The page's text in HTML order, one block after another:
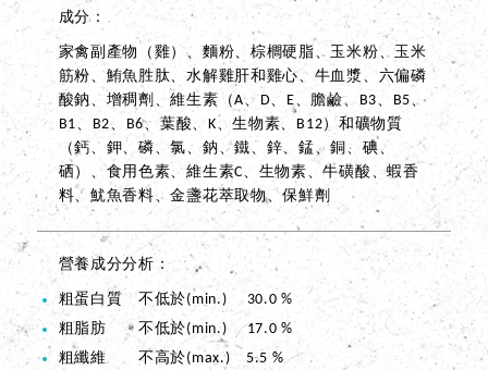
成分
家禽副產物（雞）、麵粉、棕櫚硬脂、玉米粉、玉米
筋粉、鮪魚胜肽、水解雞肝和雞心、牛血漿、六偏磷
酸鈉、增稠劑、維生素（A、D、E、膽鹼、B3、B5、
B1、B2、B6、葉酸、K、生物素、B12）和礦物質
（鈣、鉀、磷、氯、鈉、鐵、鋅、錳、銅、碘、
硒）、食用色素、維生素C、生物素、牛磺酸、蝦香
料、魷魚香料、金盞花萃取物、保鮮劑
營養成分分析
粗蛋白質 不低於(min.) 30.0 %
粗脂肪 不低於(min.) 17.0 %
粗纖維 不高於(max.) 5.5 %